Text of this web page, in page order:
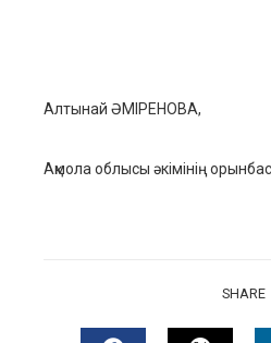
Алтынай ӘМІРЕНОВА,
Ақмола облысы әкімінің
SHARE